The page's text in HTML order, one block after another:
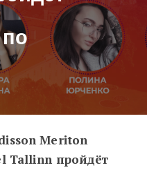
масштабная
Meriton
Tallinn пройдёт